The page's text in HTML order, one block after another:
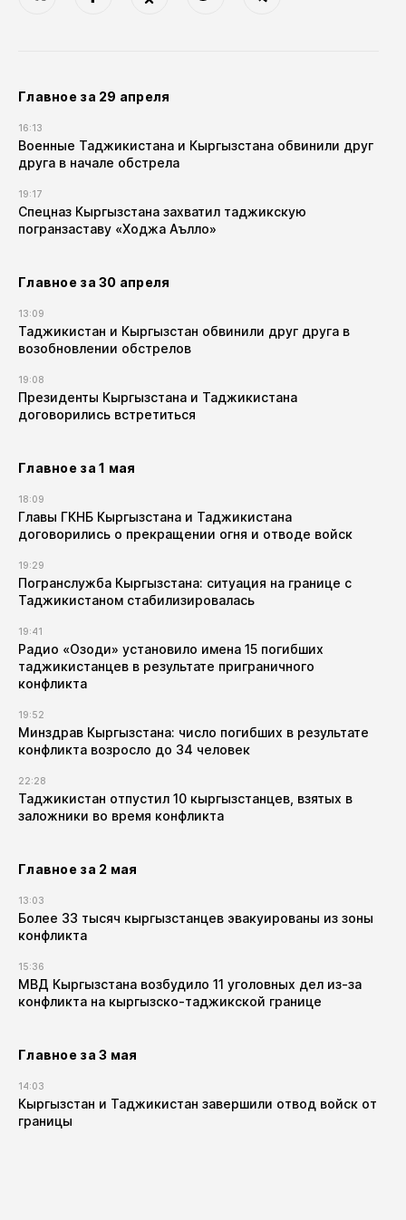
Главное за 29 апреля
16:13
Военные Таджикистана и Кыргызстана обвинили друг
друга в начале обстрела
19:17
Спецназ Кыргызстана захватил таджикскую
погранзаставу «Ходжа Аълло»
Главное за 30 апреля
13:09
Таджикистан и Кыргызстан обвинили друг друга в
возобновлении обстрелов
19:08
Президенты Кыргызстана и Таджикистана
договорились встретиться
Главное за 1 мая
18:09
Главы ГКНБ Кыргызстана и Таджикистана
договорились о прекращении огня и отводе войск
19:29
Погранслужба Кыргызстана: ситуация на границе с
Таджикистаном стабилизировалась
19:41
Радио «Озоди» установило имена 15 погибших
таджикистанцев в результате приграничного
конфликта
19:52
Минздрав Кыргызстана: число погибших в результате
конфликта возросло до 34 человек
22:28
Таджикистан отпустил 10 кыргызстанцев, взятых в
заложники во время конфликта
Главное за 2 мая
13:03
Более 33 тысяч кыргызстанцев эвакуированы из зоны
конфликта
15:36
МВД Кыргызстана возбудило 11 уголовных дел из-за
конфликта на кыргызско-таджикской границе
Главное за 3 мая
14:03
Кыргызстан и Таджикистан завершили отвод войск от
границы